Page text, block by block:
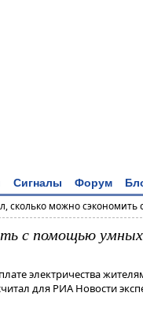
Сигналы Форум
сколько можно сэкономить
с помощью
электричества
для РИА Новости